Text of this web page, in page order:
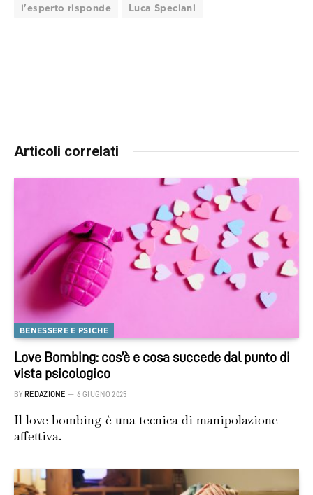
l'esperto risponde Luca Speciani
Articoli correlati
BENESSERE E PSICHE
Love Bombing: cos’è e cosa succede dal punto di
vista psicologico
BY REDAZIONE 6 GIUGNO 2025
Il love bombing è una tecnica di manipolazione
affettiva.